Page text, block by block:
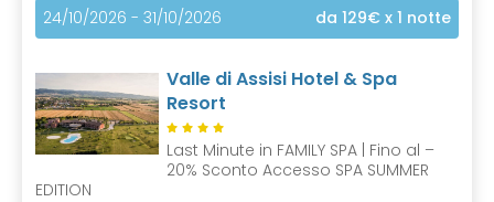
24/10/2026 - 31/10/2026 da 129€ x 1 notte
Valle di Assisi Hotel & Spa
Resort
Last Minute in FAMILY SPA | Fino al –
20% Sconto Accesso SPA SUMMER
EDITION